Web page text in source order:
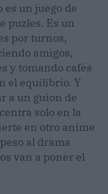
es un juego de
puzles. Es un
por turnos,
amigos,
y tomando cafés
el equilibrio. Y
a un guion de
solo en la
en otro anime
al drama
van a poner el